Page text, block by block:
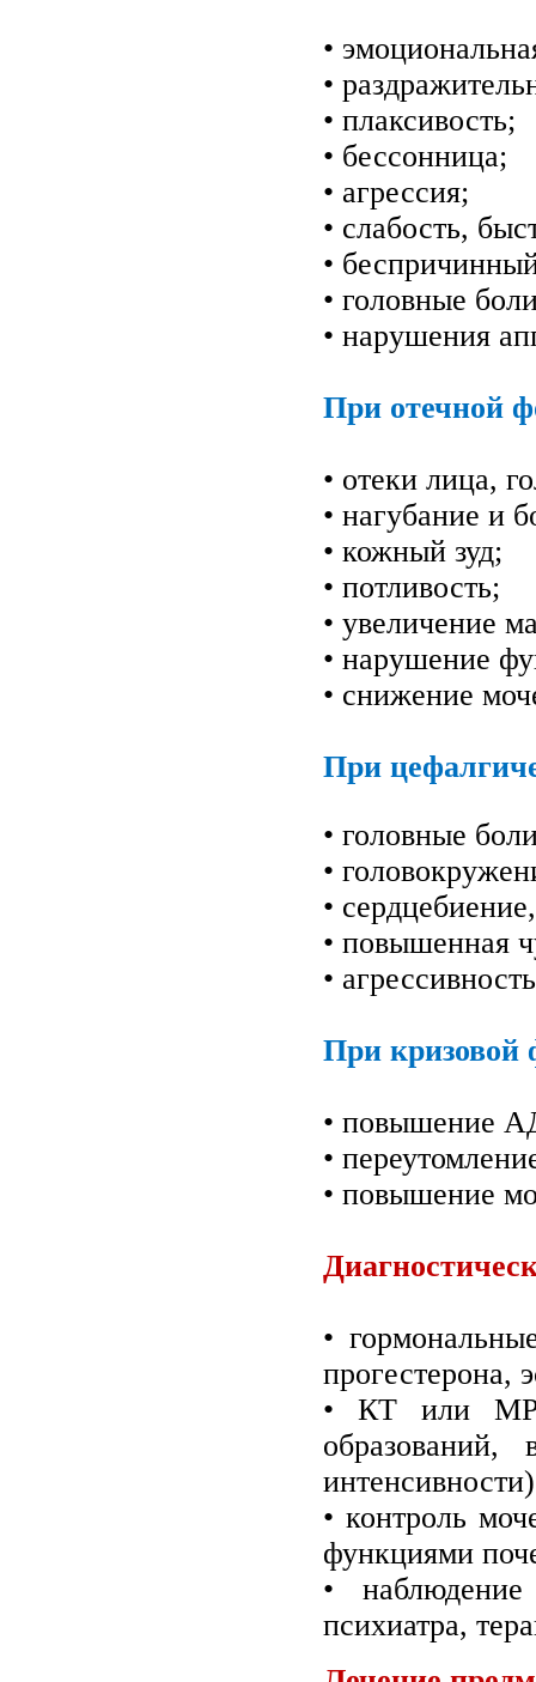
•
•
• плаксивость;
• бессонница;
• агрессия;
• слабость,
•
• головные
• нарушения
При отечной
• отеки лица,
• нагубание и
• кожный зуд;
• потливость;
• увеличение
• нарушение
• снижение
При
• головные
•
•
• повышенная
•
При кризовой
• повышение
•
• повышение
•
прогестерона,
• КТ или
• контроль
функциями
•
психиатра,